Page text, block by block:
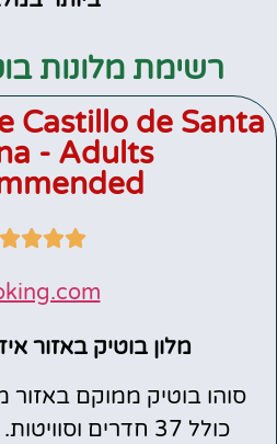
רשימת מלונות
Castillo de Santa
- Adults




מלון בוטיק באזור
סוהו בוטיק ממוקם באזור
כולל 37 חדרים